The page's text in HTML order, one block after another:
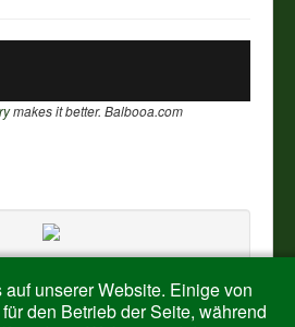
Vereine
makes it better. Balbooa.com
unserer Website. Einige von
den Betrieb der Seite, während